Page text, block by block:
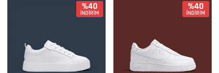
%40
İNDİRİM
%40
İNDİRİM